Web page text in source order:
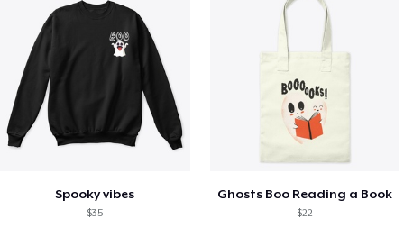
Spooky vibes
$35
Ghosts Boo Reading a Book
$22